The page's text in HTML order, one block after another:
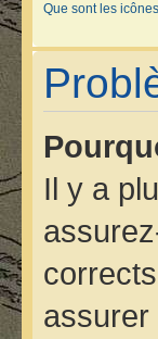
Que sont les
Il y a
assurer